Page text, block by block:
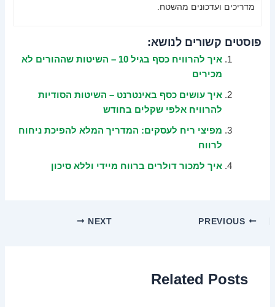
מדריכים ועדכונים מהשטח.
פוסטים קשורים לנושא:
איך להרוויח כסף בגיל 10 – השיטות שההורים לא
מכירים
איך עושים כסף באינטרנט – השיטות הסודיות
להרוויח אלפי שקלים בחודש
מפיצי ריח לעסקים: המדריך המלא להפיכת ניחוח
לרווח
איך למכור דולרים ברווח מיידי וללא סיכון
NEXT
Related Posts